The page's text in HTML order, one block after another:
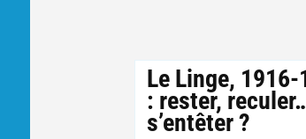
Le Linge,
: rester,
s’entêter ?